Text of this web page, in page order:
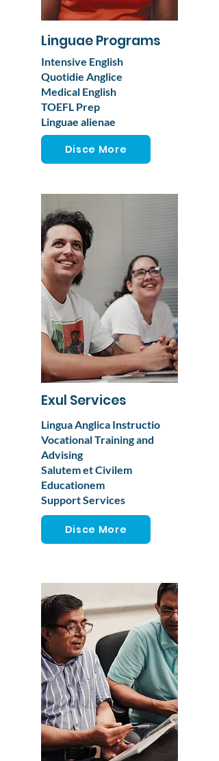
Linguae Programs
Intensive English
Quotidie Anglice
Medical English
TOEFL Prep
Linguae alienae
Disce More
Exul Services
Lingua Anglica Instructio
Vocational Training and
Advising
Salutem et Civilem
Educationem
Support Services
Disce More